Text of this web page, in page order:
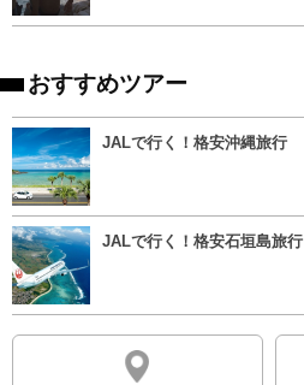
おすすめツアー
JALで行く！格安沖縄旅行
JALで行く！格安石垣島旅行